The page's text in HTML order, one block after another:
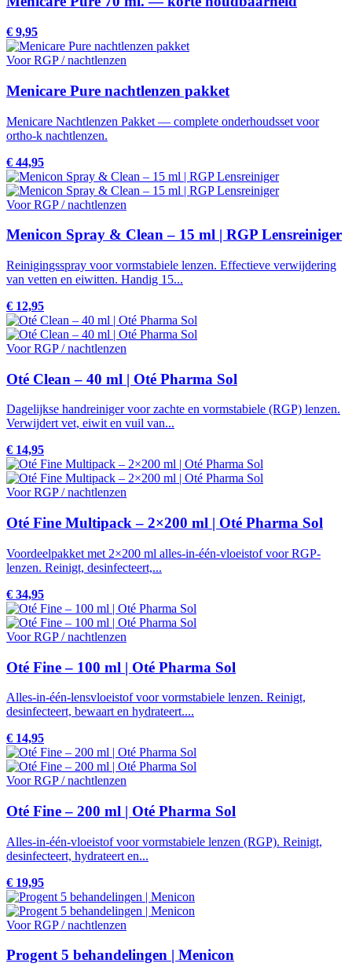
€ 9,95
Voor RGP / nachtlenzen
Menicare Pure nachtlenzen pakket
Menicare Nachtlenzen Pakket — complete onderhoudsset voor
ortho-k nachtlenzen.
€ 44,95
Voor RGP / nachtlenzen
Menicon Spray & Clean – 15 ml | RGP Lensreiniger
Reinigingsspray voor vormstabiele lenzen. Effectieve verwijdering
van vetten en eiwitten. Handig 15...
€ 12,95
Voor RGP / nachtlenzen
Oté Clean – 40 ml | Oté Pharma Sol
Dagelijkse handreiniger voor zachte en vormstabiele (RGP) lenzen.
Verwijdert vet, eiwit en vuil van...
€ 14,95
Voor RGP / nachtlenzen
Oté Fine Multipack – 2×200 ml | Oté Pharma Sol
Voordeelpakket met 2×200 ml alles-in-één-vloeistof voor RGP-
lenzen. Reinigt, desinfecteert,...
€ 34,95
Voor RGP / nachtlenzen
Oté Fine – 100 ml | Oté Pharma Sol
Alles-in-één-lensvloeistof voor vormstabiele lenzen. Reinigt,
desinfecteert, bewaart en hydrateert....
€ 14,95
Voor RGP / nachtlenzen
Oté Fine – 200 ml | Oté Pharma Sol
Alles-in-één-vloeistof voor vormstabiele lenzen (RGP). Reinigt,
desinfecteert, hydrateert en...
€ 19,95
Voor RGP / nachtlenzen
Progent 5 behandelingen | Menicon